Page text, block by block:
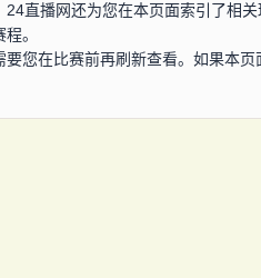
直播网还为您在本页面索引了相
。
要您在比赛前再刷新查看。如果本